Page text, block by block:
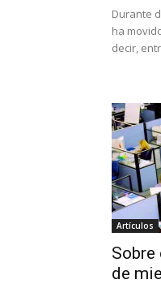
Durante
ha
decir,
Artículos
de